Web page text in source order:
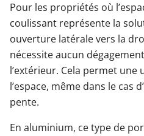
Pour les propriétés où
coulissant représente la
ouverture latérale vers la
nécessite aucun
l’extérieur. Cela permet
l’espace, même dans le cas
pente.
En aluminium, ce type de